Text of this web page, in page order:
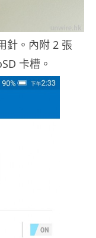
針。內附 2 張
卡槽。